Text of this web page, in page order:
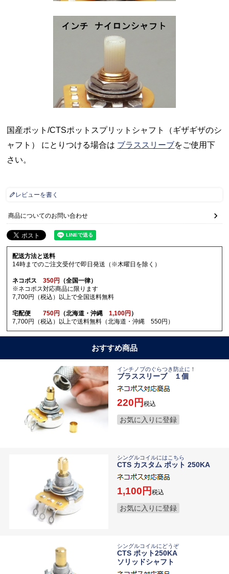
国産ポット/CTSポットスプリットシャフト（ギザギザのシ
ャフト） にとりつける場合は ブラススリーブをご使用下
さい。
レビューを書く
商品についてのお問い合わせ
配送方法と送料
14時までのご注文受付で即日発送（※木曜日を除く）
ネコポス350円
（全国一律）
※ネコポス対応商品に限ります
7,700円（税込）以上で全国送料無料
宅配便750円 （北海道・沖縄1,100円 ）
7,700円（税込）以上で送料無料（北海道・沖縄 550円）
おすすめ商品
インチノブのぐらつき防止に！
ブラススリーブ １個
220 税込
お気に入りに登録
シングルコイルにはこちら
CTS カスタム ポット 250KA
1,100 税込
お気に入りに登録
シングルコイルにどうぞ
CTS ポット250KA
ソリッドシャフト